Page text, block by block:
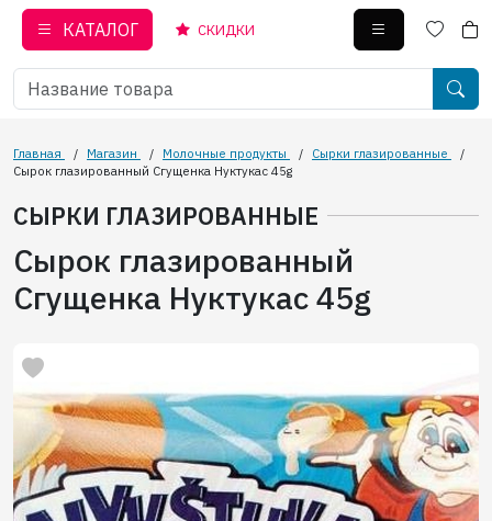
КАТАЛОГ СКИДКИ
Главная / Магазин / Молочные продукты / Сырки глазированные
/
Сырок глазированный Сгущенка Нуктукас 45g
СЫРКИ ГЛАЗИРОВАННЫЕ
Сырок глазированный
Сгущенка Нуктукас 45g